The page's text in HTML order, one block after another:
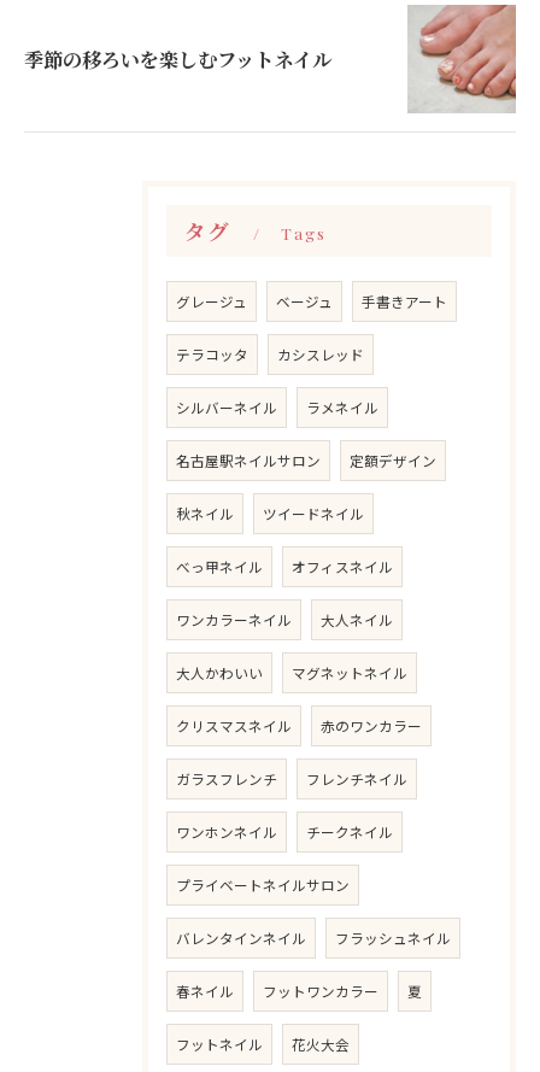
季節の移ろいを楽しむフットネイル
タグ Tags
グレージュ ベージュ 手書きアート
テラコッタ カシスレッド
シルバーネイル ラメネイル
名古屋駅ネイルサロン 定額デザイン
秋ネイル ツイードネイル
べっ甲ネイル オフィスネイル
ワンカラーネイル 大人ネイル
大人かわいい マグネットネイル
クリスマスネイル 赤のワンカラー
ガラスフレンチ フレンチネイル
ワンホンネイル チークネイル
プライベートネイルサロン
バレンタインネイル フラッシュネイル
春ネイル フットワンカラー 夏
フットネイル 花火大会
ご予約はこちら